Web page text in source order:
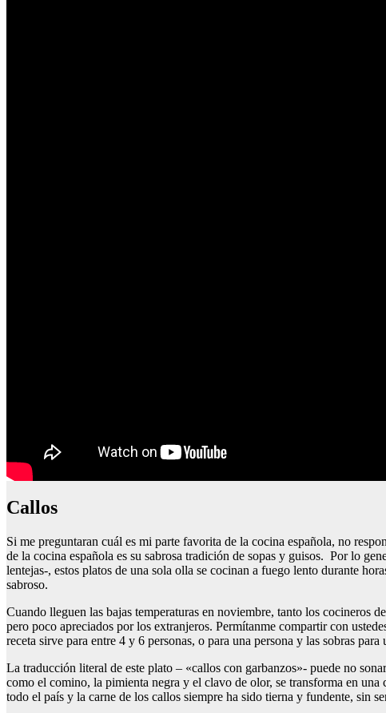
Callos
Si me preguntaran cuál es mi parte favorita de la cocina española, no
de la cocina española es su sabrosa tradición de sopas y guisos. Por lo
lentejas-, estos platos de una sola olla se cocinan a fuego lento durante
sabroso.
Cuando lleguen las bajas temperaturas en noviembre, tanto los cocineros
pero poco apreciados por los extranjeros. Permítanme compartir con
receta sirve para entre 4 y 6 personas, o para una persona y las sobras para
La traducción literal de este plato – «callos con garbanzos»- puede no
como el comino, la pimienta negra y el clavo de olor, se transforma en
todo el país y la carne de los callos siempre ha sido tierna y fundente, sin